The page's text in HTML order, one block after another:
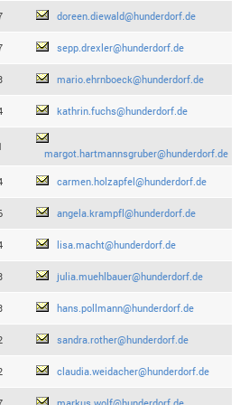
doreen.diewald@hunderdorf.de
sepp.drexler@hunderdorf.de
mario.ehrnboeck@hunderdorf.de
kathrin.fuchs@hunderdorf.de
margot.hartmannsgruber@hunderdorf.de
carmen.holzapfel@hunderdorf.de
angela.krampfl@hunderdorf.de
lisa.macht@hunderdorf.de
julia.muehlbauer@hunderdorf.de
hans.pollmann@hunderdorf.de
sandra.rother@hunderdorf.de
claudia.weidacher@hunderdorf.de